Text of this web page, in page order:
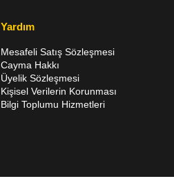
Yardım
Mesafeli Satış Sözleşmesi
Cayma Hakkı
Üyelik Sözleşmesi
Kişisel Verilerin Korunması
Bilgi Toplumu Hizmetleri